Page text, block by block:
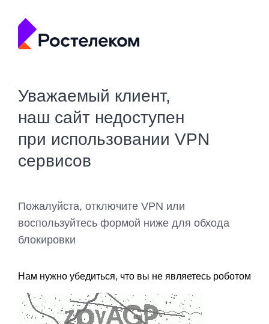
Уважаемый клиент,
наш сайт недоступен
при использовании VPN
сервисов
Пожалуйста, отключите VPN или
воспользуйтесь формой ниже для обхода
блокировки
Нам нужно убедиться, что вы не являетесь роботом